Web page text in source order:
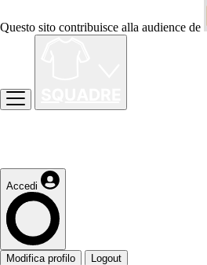
Questo sito contribuisce alla audience de
Accedi
Modifica profilo Logout